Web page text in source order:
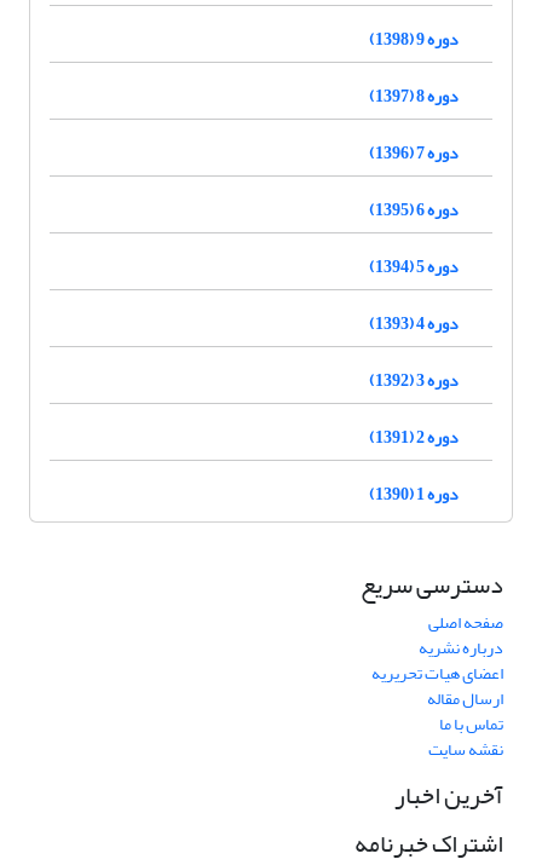
دوره 9 (1398)
دوره 8 (1397)
دوره 7 (1396)
دوره 6 (1395)
دوره 5 (1394)
دوره 4 (1393)
دوره 3 (1392)
دوره 2 (1391)
دوره 1 (1390)
دسترسی سریع
صفحه اصلی
درباره نشریه
اعضای هیات تحریریه
ارسال مقاله
تماس با ما
نقشه سایت
آخرین اخبار
اشتراک خبرنامه